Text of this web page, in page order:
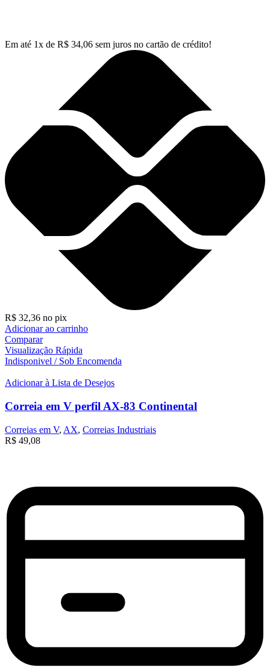
Em até 1x de R$ 34,06 sem juros no cartão de crédito!
R$ 32,36 no pix
Adicionar ao carrinho
Comparar
Visualização Rápida
Indisponivel / Sob Encomenda
Adicionar à Lista de Desejos
Correia em V perfil AX-83 Continental
Correias em V, AX, Correias Industriais
R$ 49,08